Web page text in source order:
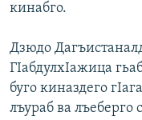
кинабго.
Дзюдо
ГIабдулхIажица
буго киназдего
лъураб ва лъеберго